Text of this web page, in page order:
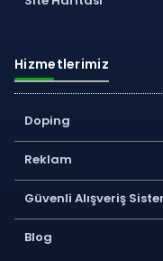
Hizmetlerimiz
Doping
Reklam
Güvenli Alışveriş
Blog